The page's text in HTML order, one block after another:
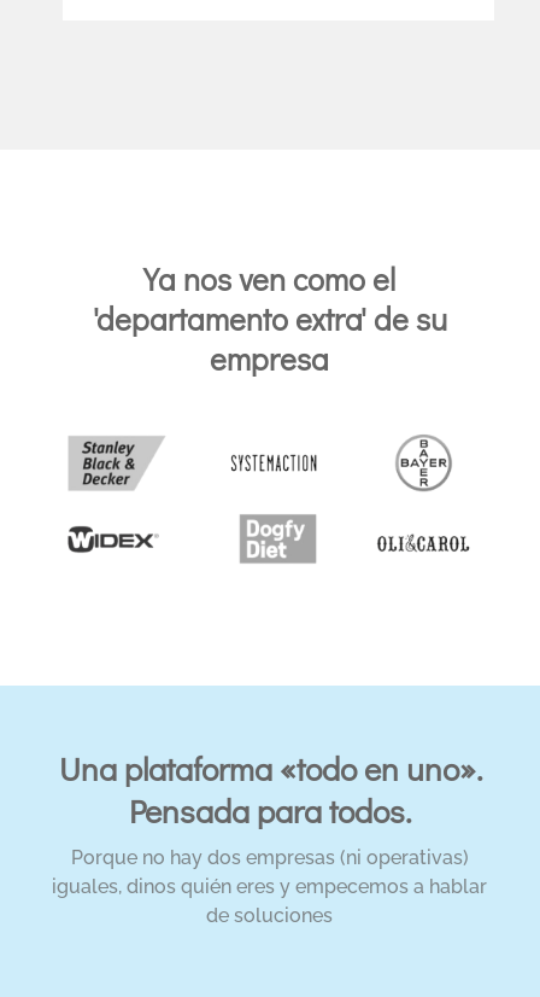
Ya nos ven como el
'departamento extra' de su
empresa
Una plataforma «todo en uno».
Pensada para todos.
Porque no hay dos empresas (ni operativas)
iguales, dinos quién eres y empecemos a hablar
de soluciones